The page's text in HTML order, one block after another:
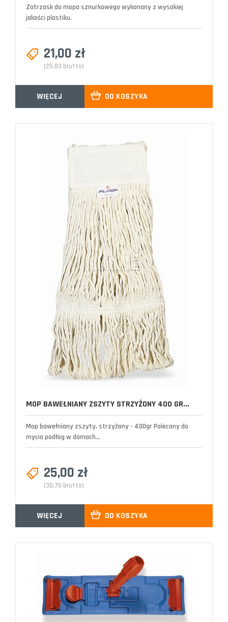
Zatrzask do mopa sznurkowego wykonany z wysokiej
jakości plastiku.
21,00 zł
(25,83 brutto)
WIĘCEJ DO KOSZYKA
MOP BAWEŁNIANY ZSZYTY STRZYŻONY 400 GR...
Mop bawełniany zszyty, strzyżony - 400gr Polecany do
mycia podłóg w domach...
25,00 zł
(30,75 brutto)
WIĘCEJ DO KOSZYKA